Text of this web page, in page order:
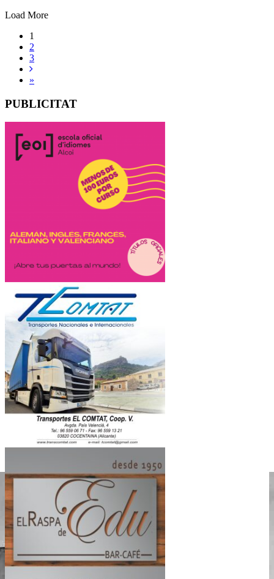
Load More
1
2
3
»
PUBLICITAT